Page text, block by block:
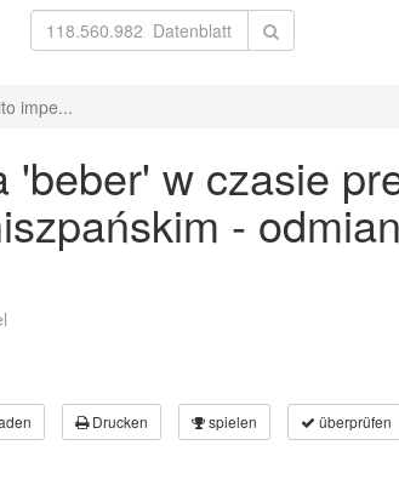
impe...
'beber' w czasie
-
Drucken spielen überprüfen